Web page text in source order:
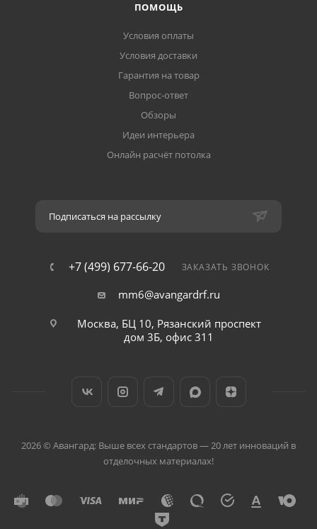
ПОМОЩЬ
Условия оплаты
Условия доставки
Гарантия на товар
Вопрос-ответ
Обзоры
Идеи интерьера
Онлайн расчёт потолка
Подписаться на рассылку
+7 (499) 677-66-20 ЗАКАЗАТЬ ЗВОНОК
mm6@avangardrf.ru
Москва, БЦ 10, Рязанский проспект
дом 3Б, офис 311
2026 © Авангард: Выше всех стандартов — 20 лет инноваций в
отделочных материалах!